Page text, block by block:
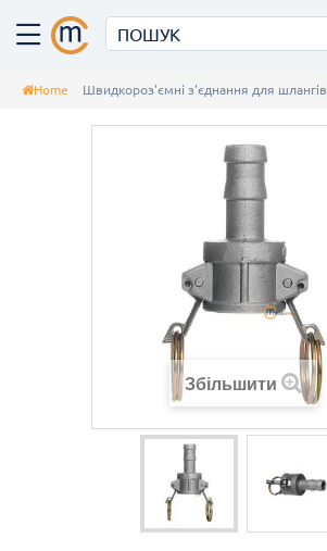
Home Швидкороз'ємні з'єднання для шлангів
Збільшити